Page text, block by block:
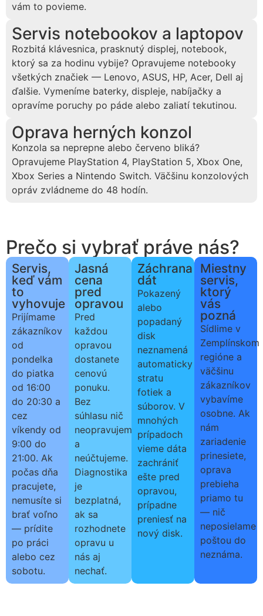
vám to povieme.
Servis notebookov a laptopov
Rozbitá klávesnica, prasknutý displej, notebook,
ktorý sa za hodinu vybije? Opravujeme notebooky
všetkých značiek — Lenovo, ASUS, HP, Acer, Dell aj
ďalšie. Vymeníme baterky, displeje, nabíjačky a
opravíme poruchy po páde alebo zaliatí tekutinou.
Oprava herných konzol
Konzola sa neprepne alebo červeno bliká?
Opravujeme PlayStation 4, PlayStation 5, Xbox One,
Xbox Series a Nintendo Switch. Väčšinu konzolových
opráv zvládneme do 48 hodín.
Prečo si vybrať práve nás?
Servis,
keď vám
to
vyhovuje
Prijímame
zákazníkov
od
pondelka
do piatka
od 16:00
do 20:30 a
cez
víkendy od
9:00 do
21:00. Ak
počas dňa
pracujete,
nemusíte si
brať voľno
— prídite
po práci
alebo cez
sobotu.
Jasná
cena
pred
opravou
Pred
každou
opravou
dostanete
cenovú
ponuku.
Bez
súhlasu nič
neopravujeme
a
neúčtujeme.
Diagnostika
je
bezplatná,
ak sa
rozhodnete
opravu u
nás aj
nechať.
Záchrana
dát
Pokazený
alebo
popadaný
disk
neznamená
automaticky
stratu
fotiek a
súborov. V
mnohých
prípadoch
vieme dáta
zachrániť
ešte pred
opravou,
prípadne
preniesť na
nový disk.
Miestny
servis,
ktorý
vás
pozná
Sídlime v
Zemplínskom
regióne a
väčšinu
zákazníkov
vybavíme
osobne. Ak
nám
zariadenie
prinesiete,
oprava
prebieha
priamo tu
— nič
neposielame
poštou do
neznáma.